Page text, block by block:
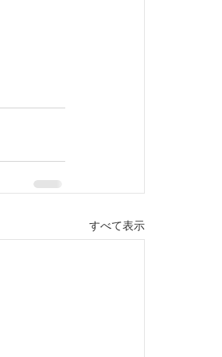
すべて表示